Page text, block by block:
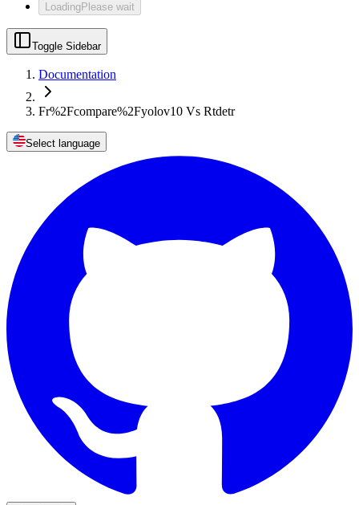
LoadingPlease wait
Toggle Sidebar
Documentation
Fr%2Fcompare%2Fyolov10 Vs Rtdetr
Select language